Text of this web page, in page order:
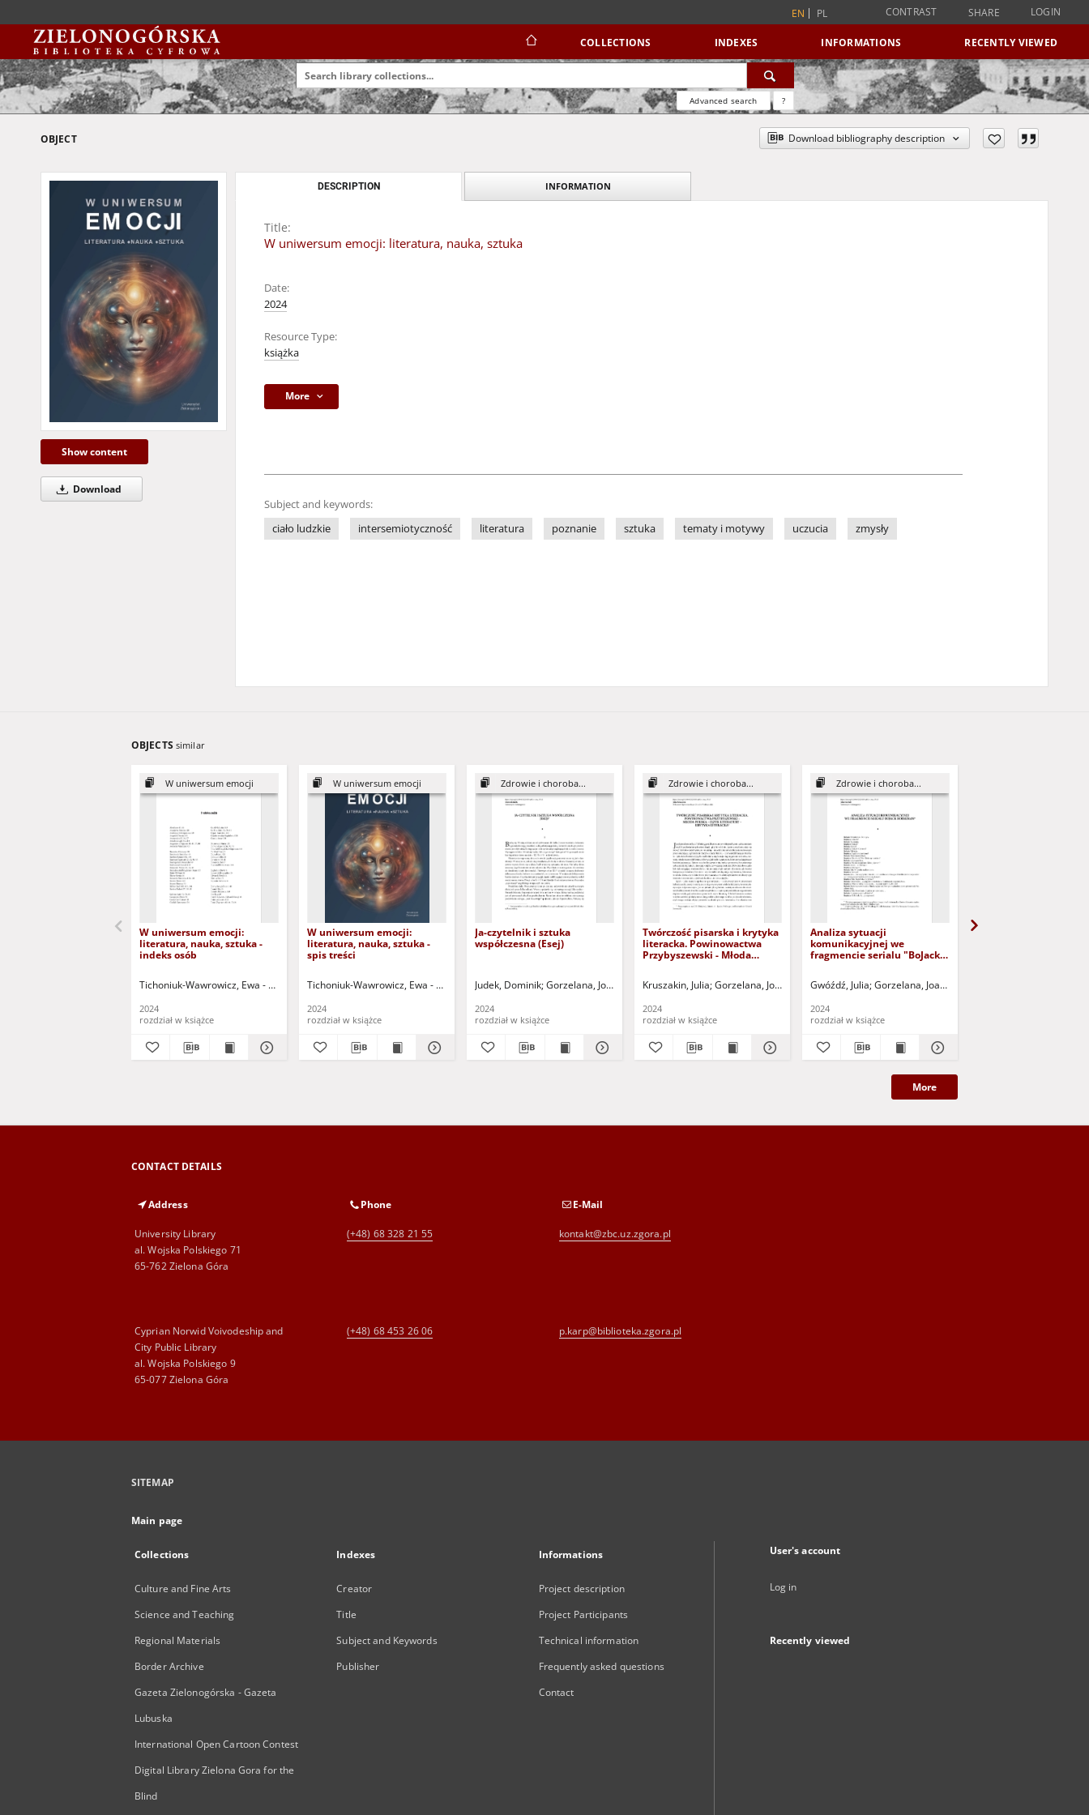
EN PL CONTRAST SHARE LOGIN
COLLECTIONS INDEXES INFORMATIONS RECENTLY VIEWED
Advanced search ?
OBJECT Download bibliography description
Show content
Download
DESCRIPTION INFORMATION
Title:
W uniwersum emocji: literatura, nauka, sztuka
Date:
2024
Resource Type:
książka
More
Subject and keywords:
ciało ludzkie
intersemiotyczność literatura poznanie sztuka tematy i motywy uczucia zmysły
OBJECTS similar
W uniwersum emocji
W uniwersum emocji:
literatura, nauka, sztuka -
indeks osób
Tichoniuk-Wawrowicz, Ewa - red. Karczewska, Małgorzata - red.
2024
rozdział w książce
W uniwersum emocji
W uniwersum emocji:
literatura, nauka, sztuka -
spis treści
Tichoniuk-Wawrowicz, Ewa - red. Karczewska, Małgorzata - red.
2024
rozdział w książce
Zdrowie i choroba...
Ja-czytelnik i sztuka
współczesna (Esej)
Judek, Dominik Gorzelana, Joanna - red. nauk. Seul, Anastazja - red. nauk.
2024
rozdział w książce
Zdrowie i choroba...
Twórczość pisarska i krytyka
literacka. Powinowactwa
Przybyszewski - Młoda
Kruszakin, Julia Gorzelana, Joanna - red. nauk. Seul, Anastazja - red. nauk.
2024
rozdział w książce
Zdrowie i choroba...
Analiza sytuacji
komunikacyjnej we
fragmencie serialu "BoJack
Gwóźdź, Julia Gorzelana, Joanna - red. nauk.
2024
rozdział w książce
More
CONTACT DETAILS
Address
University Library
al. Wojska Polskiego 71
65-762 Zielona Góra
Phone
(+48) 68 328 21 55
E-Mail
kontakt@zbc.uz.zgora.pl
Cyprian Norwid Voivodeship and
City Public Library
al. Wojska Polskiego 9
65-077 Zielona Góra
(+48) 68 453 26 06 p.karp@biblioteka.zgora.pl
SITEMAP
Main page
Collections
Culture and Fine Arts
Science and Teaching
Regional Materials
Border Archive
Gazeta Zielonogórska - Gazeta
Lubuska
International Open Cartoon Contest
Digital Library Zielona Gora for the
Blind
Indexes
Creator
Title
Subject and Keywords
Publisher
Informations
Project description
Project Participants
Technical information
Frequently asked questions
Contact
User's account
Log in
Recently viewed